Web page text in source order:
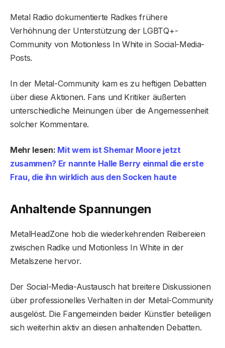
Metal Radio dokumentierte Radkes frühere
Verhöhnung der Unterstützung der LGBTQ+-
Community von Motionless In White in Social-Media-
Posts.
In der Metal-Community kam es zu heftigen Debatten
über diese Aktionen. Fans und Kritiker äußerten
unterschiedliche Meinungen über die Angemessenheit
solcher Kommentare.
Mehr lesen: Mit wem ist Shemar Moore jetzt
zusammen? Er nannte Halle Berry einmal die erste
Frau, die ihn wirklich aus den Socken haute
Anhaltende Spannungen
MetalHeadZone hob die wiederkehrenden Reibereien
zwischen Radke und Motionless In White in der
Metalszene hervor.
Der Social-Media-Austausch hat breitere Diskussionen
über professionelles Verhalten in der Metal-Community
ausgelöst. Die Fangemeinden beider Künstler beteiligen
sich weiterhin aktiv an diesen anhaltenden Debatten.